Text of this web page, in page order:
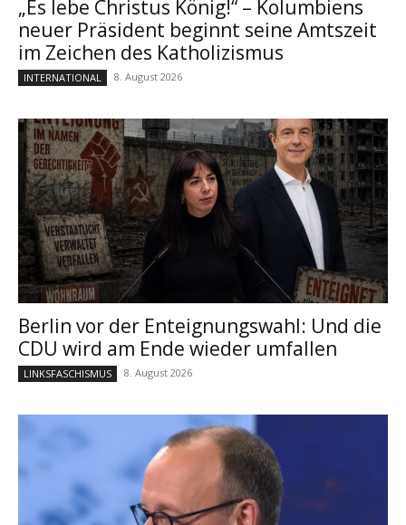
„Es lebe Christus König!“ – Kolumbiens
neuer Präsident beginnt seine Amtszeit
im Zeichen des Katholizismus
INTERNATIONAL 8. August 2026
Berlin vor der Enteignungswahl: Und die
CDU wird am Ende wieder umfallen
LINKSFASCHISMUS 8. August 2026